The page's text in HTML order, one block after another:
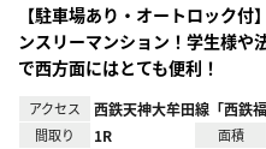
【駐車場あり・オートロック
ンスリーマンション！学生様や
で西方面にはとても便利！
アクセス 西鉄天神大牟田線「西鉄
間取り 1R 面積